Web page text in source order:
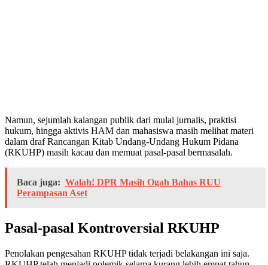
Namun, sejumlah kalangan publik dari mulai jurnalis, praktisi
hukum, hingga aktivis HAM dan mahasiswa masih melihat materi
dalam draf Rancangan Kitab Undang-Undang Hukum Pidana
(RKUHP) masih kacau dan memuat pasal-pasal bermasalah.
Baca juga: Walah! DPR Masih Ogah Bahas RUU
Perampasan Aset
Pasal-pasal Kontroversial RKUHP
Penolakan pengesahan RKUHP tidak terjadi belakangan ini saja.